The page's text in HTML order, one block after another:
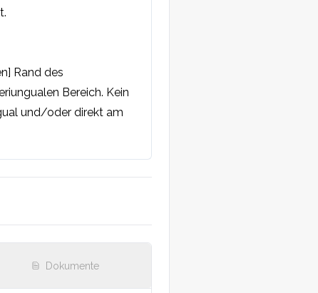
Rand des
Bereich. Kein
und/oder direkt am
Dokumente